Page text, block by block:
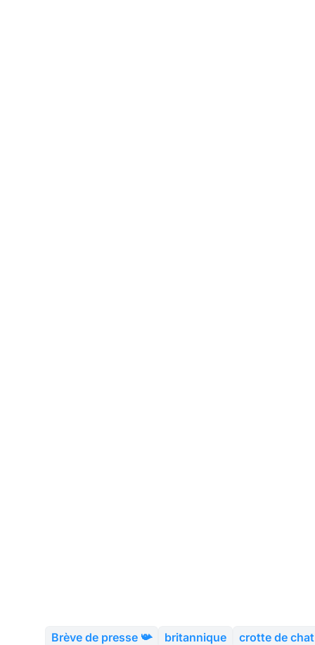
Brève de presse 📯 britannique crotte de chat